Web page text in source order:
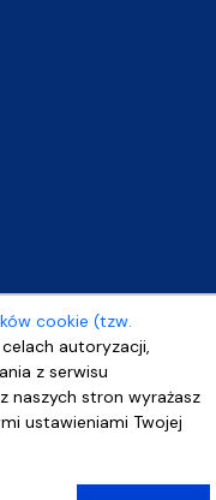
cookie (tzw.
autoryzacji,
z serwisu
naszych stron wyrażasz
ustawieniami Twojej